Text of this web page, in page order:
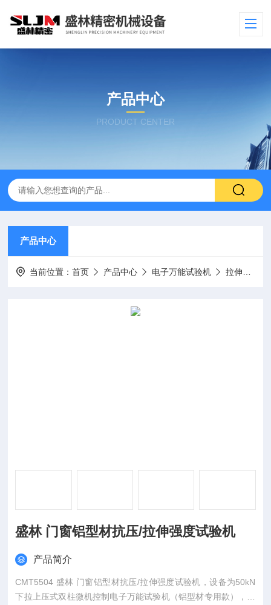
产品中心
PRODUCT CENTER
产品中心
当前位置：首页 产品中心 电子万能试验机 拉伸强度试验机
盛林 门窗铝型材抗压/拉伸强度试验机
产品简介
CMT5504 盛林 门窗铝型材抗压/拉伸强度试验机，设备为50kN
下拉上压式双柱微机控制电子万能试验机（铝型材专用款），配